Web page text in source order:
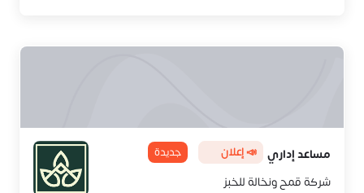
مساعد إداري 📣 إعلان جديدة
شركة قمح ونخالة للخبز